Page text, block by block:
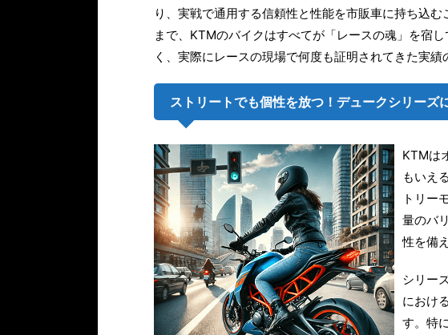
り、実戦で通用する信頼性と性能を市販車に持ち込
まで、KTMのバイクはすべてが「レースの魂」を宿
く、実際にレースの現場で何度も証明されてきた実
ストリートでも個性を放つ！デュークシリー
KTMは
もいえ
トリー
量のバ
性を備
シリー
におけ
す。特